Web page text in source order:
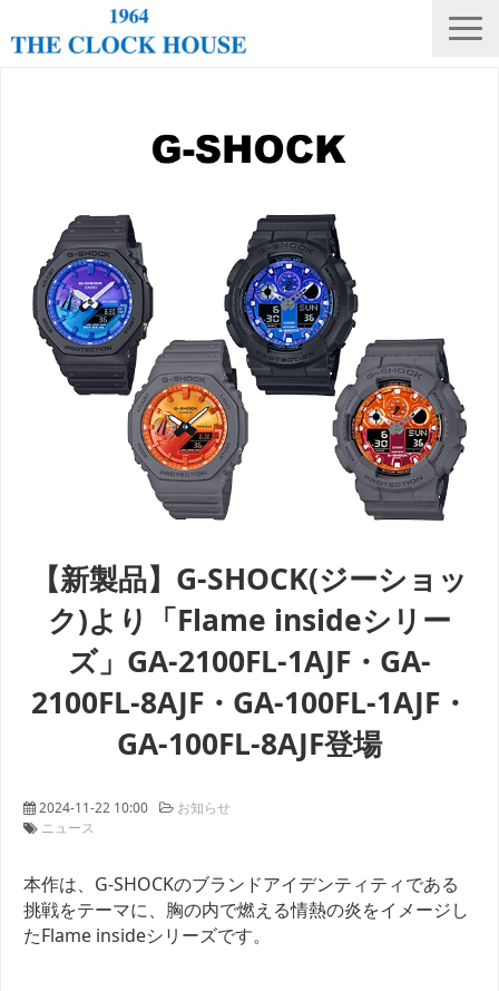
THE CLOCK HOUSE オリジナルウォッチ
修理・電池交換
会社概要
採用情報
オンラインストア
店舗リスト
【新製品】G-SHOCK(ジーショッ
ク)より「Flame insideシリー
ズ」GA-2100FL-1AJF・GA-
2100FL-8AJF・GA-100FL-1AJF・
GA-100FL-8AJF登場
2024-11-22 10:00
お知らせ
ニュース
本作は、G-SHOCKのブランドアイデンティティである
挑戦をテーマに、胸の内で燃える情熱の炎をイメージし
たFlame insideシリーズです。